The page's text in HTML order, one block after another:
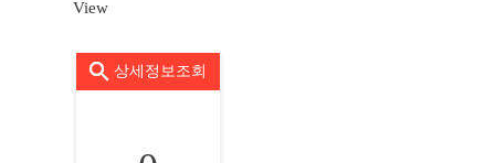
View
상세정보조회